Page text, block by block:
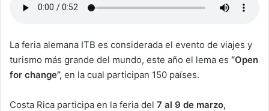
La feria alemana ITB es considerada el evento de viajes y
turismo más grande del mundo, este año el lema es “Open
for change”, en la cual participan 150 países.
Costa Rica participa en la feria del 7 al 9 de marzo,